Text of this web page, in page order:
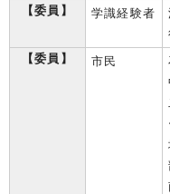
【委員】
学識経験者
【委員】
市民